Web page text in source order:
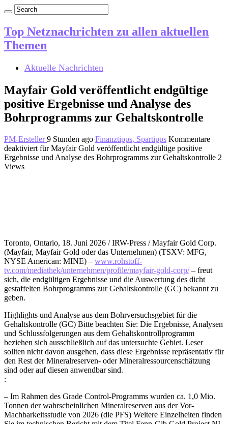
Top Netznachrichten zu allen aktuellen
Themen
Aktuelle Nachrichten
Mayfair Gold veröffentlicht endgültige
positive Ergebnisse und Analyse des
Bohrprogramms zur Gehaltskontrolle
PM-Ersteller9 Stunden ago Finanztipps, Spartipps Kommentare
deaktiviert für Mayfair Gold veröffentlicht endgültige positive
Ergebnisse und Analyse des Bohrprogramms zur Gehaltskontrolle 2
Views
Toronto, Ontario, 18. Juni 2026 / IRW-Press / Mayfair Gold Corp.
(Mayfair, Mayfair Gold oder das Unternehmen) (TSXV: MFG,
NYSE American: MINE) – www.rohstoff-
tv.com/mediathek/unternehmen/profile/mayfair-gold-corp/– freut
sich, die endgültigen Ergebnisse und die Auswertung des dicht
gestaffelten Bohrprogramms zur Gehaltskontrolle (GC) bekannt zu
geben.
Highlights und Analyse aus dem Bohrversuchsgebiet für die
Gehaltskontrolle (GC) Bitte beachten Sie: Die Ergebnisse, Analysen
und Schlussfolgerungen aus dem Gehaltskontrollprogramm
beziehen sich ausschließlich auf das untersuchte Gebiet. Leser
sollten nicht davon ausgehen, dass diese Ergebnisse repräsentativ für
den Rest der Mineralreserven- oder Mineralressourcenschätzung
sind oder auf diesen anwendbar sind.
:
– Im Rahmen des Grade Control-Programms wurden ca. 1,0 Mio.
Tonnen der wahrscheinlichen Mineralreserven aus der Vor-
Machbarkeitsstudie von 2026 (die PFS) Weitere Einzelheiten finden